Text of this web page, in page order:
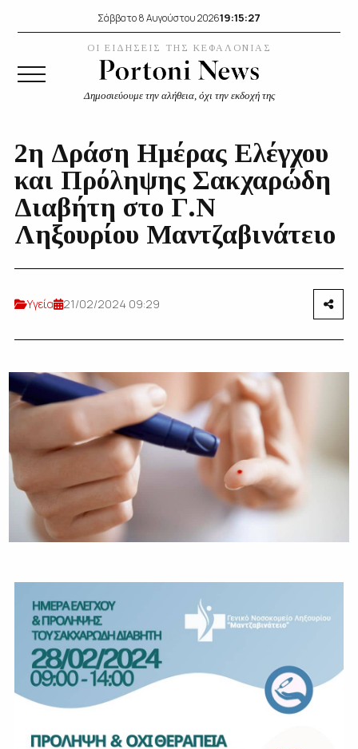
Σάββατο 8 Αυγούστου 202619:15:28
ΟΙ ΕΙΔΗΣΕΙΣ ΤΗΣ ΚΕΦΑΛΟΝΙΑΣ
Δημοσιεύουμε την αλήθεια, όχι την εκδοχή της
2η Δράση Ημέρας Ελέγχου
και Πρόληψης Σακχαρώδη
Διαβήτη στο Γ.Ν
Ληξουρίου Μαντζαβινάτειο
Υγεία 21/02/2024 09:29